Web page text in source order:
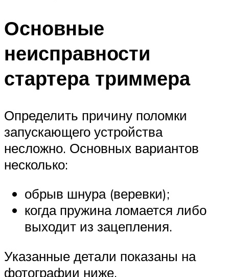
Основные
неисправности
стартера триммера
Определить причину поломки
запускающего устройства
несложно. Основных вариантов
несколько:
обрыв шнура (веревки);
когда пружина ломается либо
выходит из зацепления.
Указанные детали показаны на
фотографии ниже.